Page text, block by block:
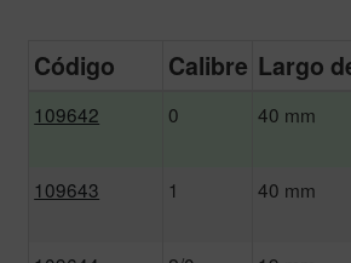
Código Calibre Largo
109642 0 40 mm
109643 1 40 mm